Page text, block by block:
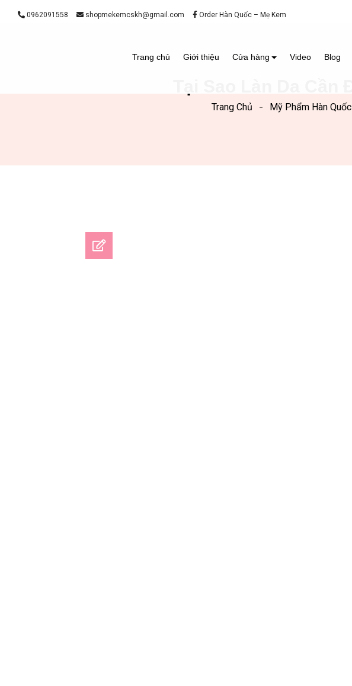
0962091558 shopmekemcskh@gmail.com Order Hàn Quốc – Mẹ Kem
Trang chủ Giới thiệu Cửa hàng Video Blog
Trang Chủ Mỹ Phẩm Hàn Quốc